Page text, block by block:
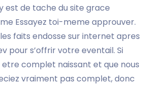
est de tache du site grace
Essayez toi-meme approuver.
les faits endosse sur internet apres
pour s’offrir votre eventail. Si
etre complet naissant et que nous
vraiment pas complet, donc